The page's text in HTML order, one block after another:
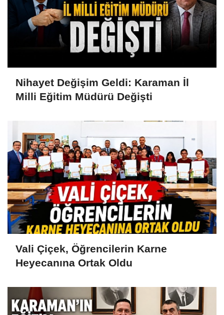
Nihayet Değişim Geldi: Karaman İl
Milli Eğitim Müdürü Değişti
Vali Çiçek, Öğrencilerin Karne
Heyecanına Ortak Oldu